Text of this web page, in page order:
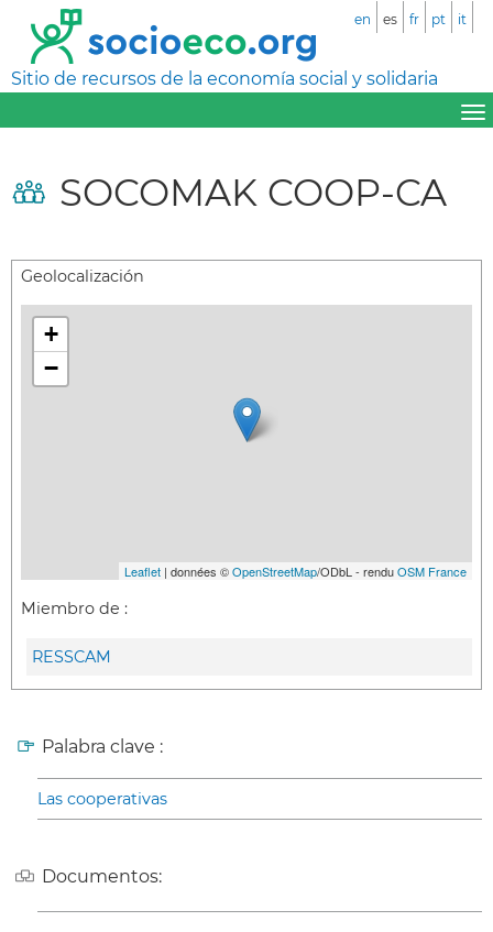
Sitio de recursos de la economía social y solidaria
en es fr pt it
SOCOMAK COOP-CA
Geolocalización
+
−
Leaflet | données ©OpenStreetMap/ODbL - renduOSM France
Miembro de :
RESSCAM
Palabra clave :
Las cooperativas
Documentos: